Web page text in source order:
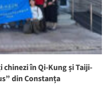
în Qi-Kung și Taiji-
din Constanța